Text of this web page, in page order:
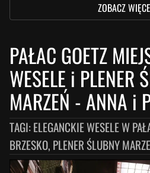
ZOBACZ
PAŁAC GOETZ
WESELE i PLENER
MARZEŃ -ANNA i
TAGI:ELEGANCKIE WESELE W
BRZESKO, PLENER ŚLUBNY